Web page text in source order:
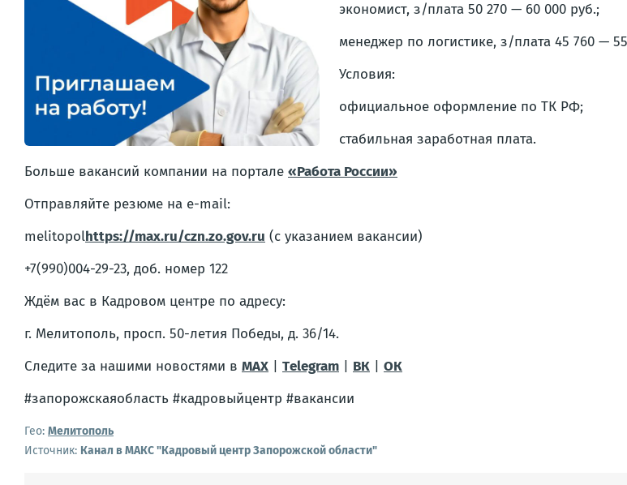
экономист, з/плата 50 270 — 60 000 руб.;
менеджер по логистике, з/плата 45 760 —
Условия:
официальное оформление по ТК РФ;
стабильная заработная плата.
Больше вакансий компании на портале «Работа России»
Отправляйте резюме на e-mail:
melitopolhttps://max.ru/czn.zo.gov.ru (с указанием вакансии)
+7(990)004-29-23, доб. номер 122
Ждём вас в Кадровом центре по адресу:
г. Мелитополь, просп. 50-летия Победы, д. 36/14.
Следите за нашими новостями в MAX Тelegram ВК
ОК
#запорожскаяобласть #кадровыйцентр #вакансии
Гео: Мелитополь
Источник: Канал в МАКС "Кадровый центр Запорожской области"